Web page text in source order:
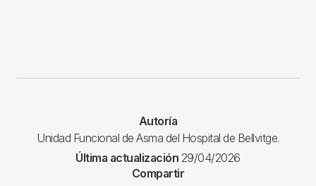
Autoría
Unidad Funcional de Asma del Hospital de Bellvitge.
Última actualización 29/04/2026
Compartir